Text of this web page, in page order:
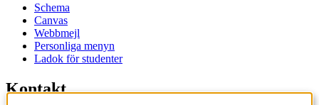
Schema
Canvas
Webbmejl
Personliga menyn
Ladok för studenter
Kontakt